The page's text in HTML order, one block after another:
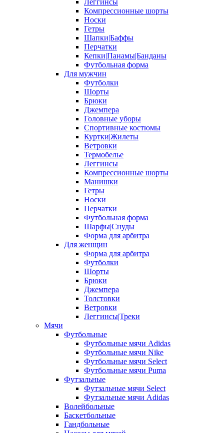
Леггинсы
Компрессионные шорты
Носки
Гетры
Шапки|Баффы
Перчатки
Кепки|Панамы|Банданы
Футбольная форма
Для мужчин
Футболки
Шорты
Брюки
Джемпера
Головные уборы
Спортивные костюмы
Куртки|Жилеты
Ветровки
Термобелье
Леггинсы
Компрессионные шорты
Манишки
Гетры
Носки
Перчатки
Футбольная форма
Шарфы|Снуды
Форма для арбитра
Для женщин
Форма для арбитра
Футболки
Шорты
Брюки
Джемпера
Толстовки
Ветровки
Леггинсы|Треки
Мячи
Футбольные
Футбольные мячи Adidas
Футбольные мячи Nike
Футбольные мячи Select
Футбольные мячи Puma
Футзальные
Футзальные мячи Select
Футзальные мячи Adidas
Волейбольные
Баскетбольные
Гандбольные